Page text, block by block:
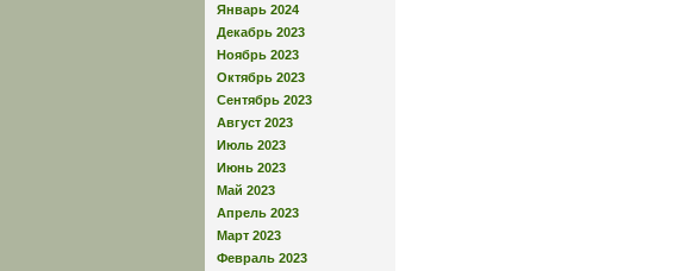
Январь 2024
Декабрь 2023
Ноябрь 2023
Октябрь 2023
Сентябрь 2023
Август 2023
Июль 2023
Июнь 2023
Май 2023
Апрель 2023
Март 2023
Февраль 2023